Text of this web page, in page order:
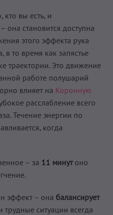
кто вы есть, и
она становится доступна
этого эффекта рука
в то время как запястье
траектории. Это движение
работе полушарий
влияет на Коронную
расслабление всего
Течение энергии по
когда
– за 11 минутоно
эффект – она балансирует
ситуации всегда